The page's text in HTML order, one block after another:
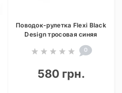
Поводок-рулетка Flexi Black
Design тросовая синяя
0
580 грн.